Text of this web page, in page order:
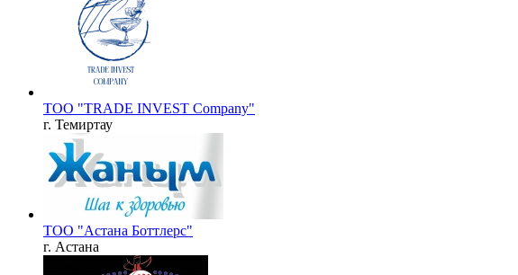
ТОО "TRADE INVEST Company"
г. Темиртау
ТОО "Астана Боттлерс"
г. Астана